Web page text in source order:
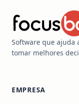
Software que ajuda
tomar melhores
EMPRESA